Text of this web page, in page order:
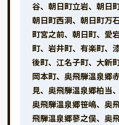
谷、朝日町立岩、朝日
朝日町西洞、朝日町万
町宮之前、朝日町、愛
町、岩井町、有楽町、
後町、江名子町、大新
岡本町、奥飛騨温泉郷
見、奥飛騨温泉郷柏当
奥飛騨温泉郷笹嶋、奥
飛騨温泉郷蓼之俣、奥